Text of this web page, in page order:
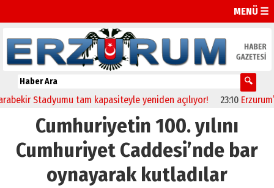
MENÜ ☰
Stadyumu tam kapasiteyle yeniden açılıyor! 23:10 Erzurum’da
Cumhuriyetin 100. yılını
Cumhuriyet Caddesi’nde bar
oynayarak kutladılar